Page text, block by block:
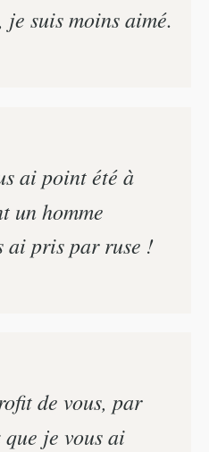
suis moins aimé.
ai point été à
un homme
ai pris par ruse !
de vous, par
je vous ai